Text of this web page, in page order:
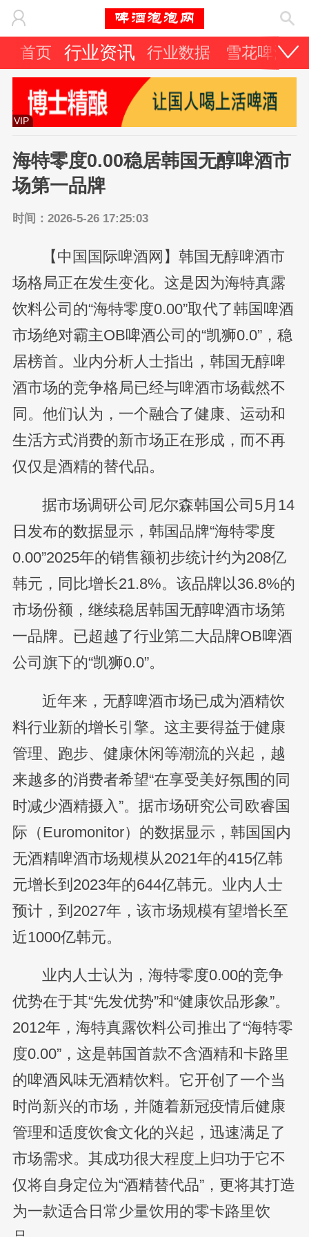
首页 行业资讯 行业数据 雪花啤酒
VIP
海特零度0.00稳居韩国无醇啤酒市
场第一品牌
时间：2026-5-26 17:25:03
【中国国际啤酒网】韩国无醇啤酒市
场格局正在发生变化。这是因为海特真露
饮料公司的“海特零度0.00”取代了韩国啤酒
市场绝对霸主OB啤酒公司的“凯狮0.0”，稳
居榜首。业内分析人士指出，韩国无醇啤
酒市场的竞争格局已经与啤酒市场截然不
同。他们认为，一个融合了健康、运动和
生活方式消费的新市场正在形成，而不再
仅仅是酒精的替代品。
据市场调研公司尼尔森韩国公司5月14
日发布的数据显示，韩国品牌“海特零度
0.00”2025年的销售额初步统计约为208亿
韩元，同比增长21.8%。该品牌以36.8%的
市场份额，继续稳居韩国无醇啤酒市场第
一品牌。已超越了行业第二大品牌OB啤酒
公司旗下的“凯狮0.0”。
近年来，无醇啤酒市场已成为酒精饮
料行业新的增长引擎。这主要得益于健康
管理、跑步、健康休闲等潮流的兴起，越
来越多的消费者希望“在享受美好氛围的同
时减少酒精摄入”。据市场研究公司欧睿国
际（Euromonitor）的数据显示，韩国国内
无酒精啤酒市场规模从2021年的415亿韩
元增长到2023年的644亿韩元。业内人士
预计，到2027年，该市场规模有望增长至
近1000亿韩元。
业内人士认为，海特零度0.00的竞争
优势在于其“先发优势”和“健康饮品形象”。
2012年，海特真露饮料公司推出了“海特零
度0.00”，这是韩国首款不含酒精和卡路里
的啤酒风味无酒精饮料。它开创了一个当
时尚新兴的市场，并随着新冠疫情后健康
管理和适度饮食文化的兴起，迅速满足了
市场需求。其成功很大程度上归功于它不
仅将自身定位为“酒精替代品”，更将其打造
为一款适合日常少量饮用的零卡路里饮